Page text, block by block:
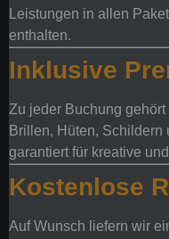
Leistungen in allen
enthalten.
Inklusive
Zu jeder Buchung
Brillen, Hüten, Schildern
garantiert für kreative
Kostenlose
Auf Wunsch liefern wir